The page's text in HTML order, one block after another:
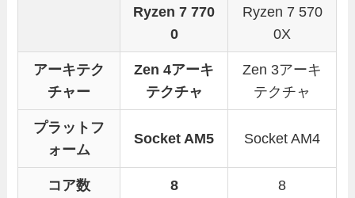
Ryzen 7 770
0
Ryzen 7 570
0X
アーキテク
チャー
Zen 4アーキ
テクチャ
Zen 3アーキ
テクチャ
プラットフ
ォーム
Socket AM5 Socket AM4
コア数 8 8